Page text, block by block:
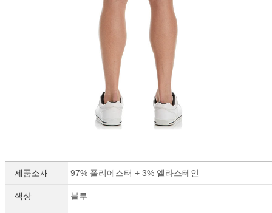
제품소재 97% 폴리에스터 + 3% 엘라스테인
색상 블루